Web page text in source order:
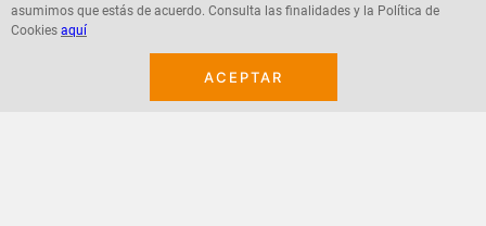
asumimos que estás de acuerdo. Consulta las finalidades y la Política de
Cookies aquí
ACEPTAR